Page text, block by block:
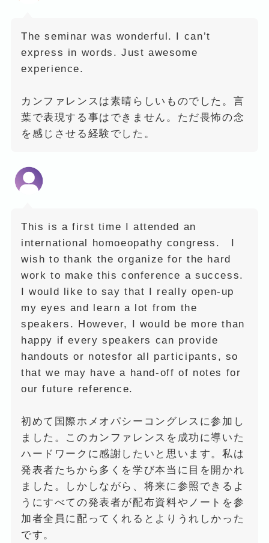
The seminar was wonderful. I can’t
express in words. Just awesome
experience.
カンファレンスは素晴らしいものでした。言
葉で表現する事はできません。ただ畏怖の念
を感じさせる経験でした。
This is a first time I attended an
international homoeopathy congress. I
wish to thank the organize for the hard
work to make this conference a success.
I would like to say that I really open-up
my eyes and learn a lot from the
speakers. However, I would be more than
happy if every speakers can provide
handouts or notesfor all participants, so
that we may have a hand-off of notes for
our future reference.
初めて国際ホメオパシーコングレスに参加し
ました。このカンファレンスを成功に導いた
ハードワークに感謝したいと思います。私は
発表者たちから多くを学び本当に目を開かれ
ました。しかしながら、将来に参照できるよ
うにすべての発表者が配布資料やノートを参
加者全員に配ってくれるとよりうれしかった
です。